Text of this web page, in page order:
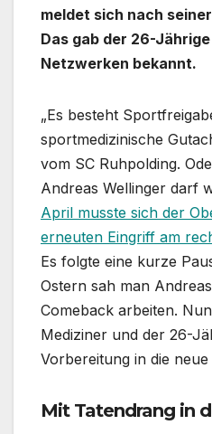
meldet sich nach
Das gab der 26-
Netzwerken bekannt.
„Es besteht
sportmedizinische
vom SC Ruhpolding.
Andreas Wellinger darf
April musste sich der
erneuten Eingriff am
Es folgte eine kurze
Ostern sah man
Comeback arbeiten.
Mediziner und der 26-
Vorbereitung in die
Mit Tatendrang in